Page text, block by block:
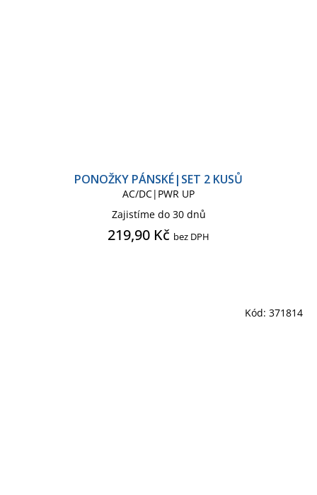
PONOŽKY PÁNSKÉ|SET 2 KUSŮ
AC/DC|PWR UP
Zajistíme do 30 dnů
219,90 Kč bez DPH
Kód: 371814